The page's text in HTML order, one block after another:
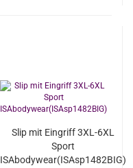
Slip mit Eingriff 3XL-6XL
Sport
ISAbodywear(ISAsp1482BIG)